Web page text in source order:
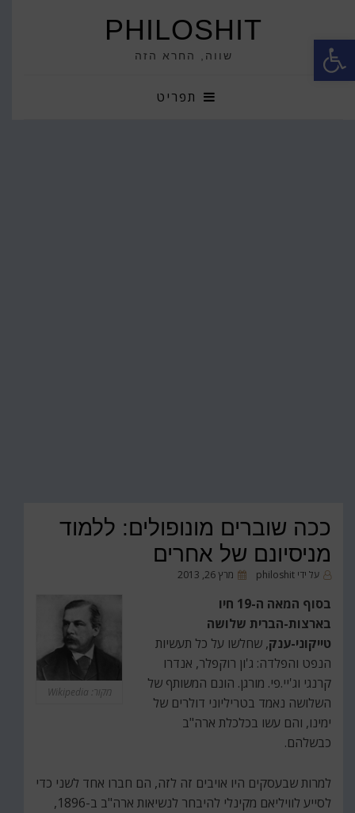
פתח סרגל נגישות PHILOSHIT
שווה, החרא הזה
תפריט
ככה שוברים מונופולים: ללמוד
מניסיונם של אחרים
על ידי philoshit
פורסם
מרץ 26, 2013
מקור: Wikipedia
בסוף המאה ה-19 חיו
בארצות-הברית שלושה
טייקוני-ענק, שחלשו על כל תעשיות
הנפט והפלדה: ג'ון רוקפלר, אנדרו
קרנגי וג'יי.פי. מורגן. הונם המשותף של
השלושה נאמד בטריליוני דולרים של
ימינו, והם עשו בכלכלת ארה"ב
כבשלהם.
למרות שבעסקים היו אויבים זה לזה, הם חברו אחד לשני כדי
לסייע לוויליאם מקינלי להיבחר לנשיאות ארה"ב ב-1896,